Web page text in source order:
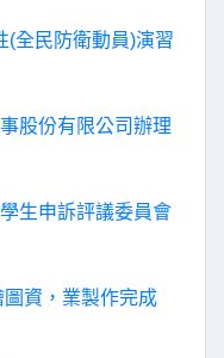
(全民防衛動員)演習
股份有限公司辦理
生申訴評議委員會
資，業製作完成